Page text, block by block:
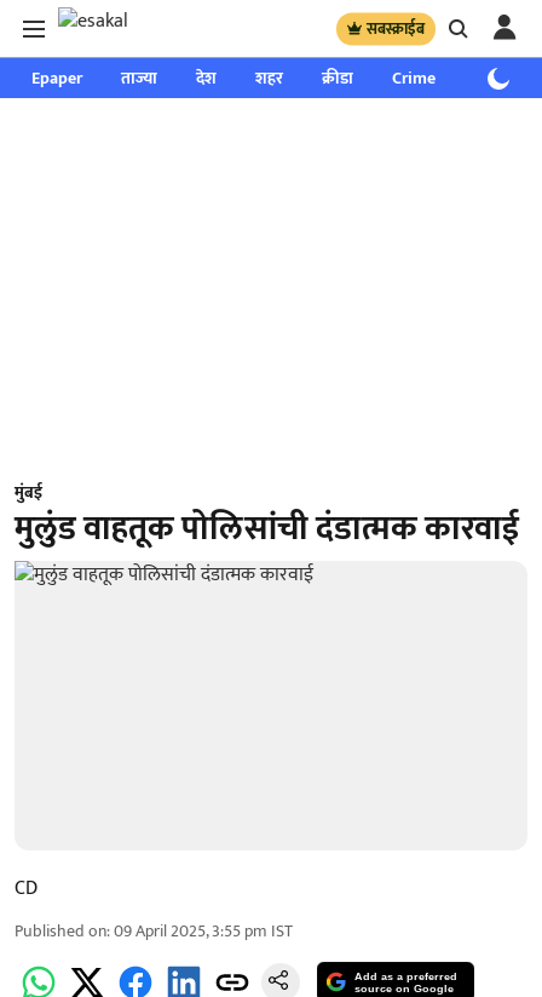
सबस्क्राईब
Epaper ताज्या देश शहर क्रीडा Crime साप्ताहिक
मुंबई
मुलुंड वाहतूक पोलिसांची दंडात्मक कारवाई
CD
Published on:09 April 2025, 3:55 pm IST
Add as a preferred
source on Google